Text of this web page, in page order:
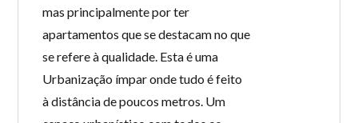
mas principalmente por ter
apartamentos que se destacam no que
se refere à qualidade. Esta é uma
Urbanização ímpar onde tudo é feito
à distância de poucos metros. Um